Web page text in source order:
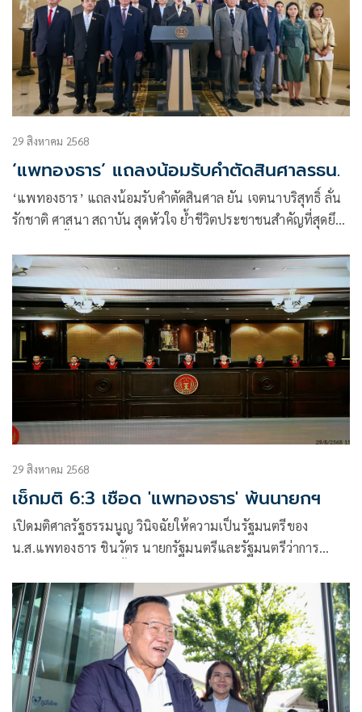
29 สิงหาคม 2568
‘แพทองธาร’ แถลงน้อมรับคำตัดสินศาลรธน.
‘แพทองธาร’ แถลงน้อมรับคำตัดสินศาล ยัน เจตนาบริสุทธิ์ ลั่น
รักชาติ ศาสนา สถาบัน สุดหัวใจ ย้ำชีวิตประชาชนสำคัญที่สุดยึด
เสถียรภาพ เผย จากนี้ไม่ว่าเรื่องเล็ก-ใหญ่พร้อมทำเพื่อประเทศ
29 สิงหาคม 2568
เช็กมติ 6:3 เชือด 'แพทองธาร' พ้นนายกฯ
เปิดมติศาลรัฐธรรมนูญ วินิจฉัยให้ความเป็นรัฐมนตรีของ
น.ส.แพทองธาร ชินวัตร นายกรัฐมนตรีและรัฐมนตรีว่าการ